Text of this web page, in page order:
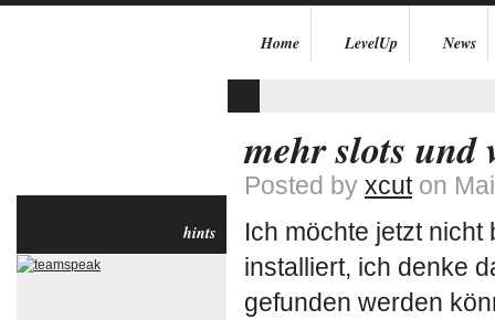
Home LevelUp News
mehr slots und
Posted by xcuton
Ich möchte jetzt
installiert, ich denke
gefunden werden
hints